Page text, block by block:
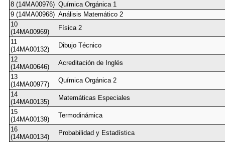
8 (14MA00976) Química Orgánica 1
9 (14MA00968) Análisis Matemático 2
10
(14MA00969)
Física 2
11
(14MA00132)
Dibujo Técnico
12
(14MA00646)
Acreditación de Inglés
13
(14MA00977)
Química Orgánica 2
14
(14MA00135)
Matemáticas Especiales
15
(14MA00139)
Termodinámica
16
(14MA00134)
Probabilidad y Estadística